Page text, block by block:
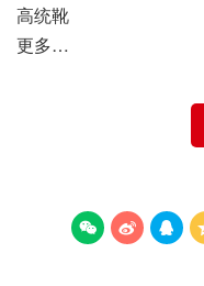
高统靴
更多…
  